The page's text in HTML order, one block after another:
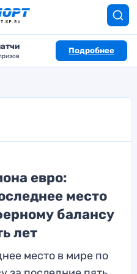
Подробнее
евро:
место
балансу
лет
место в мире по